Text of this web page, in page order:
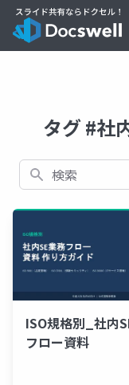
タグ #社
検索
ISO規格別_社内
フロー資料